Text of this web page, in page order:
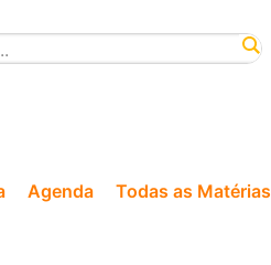
Agenda Todas as Matérias